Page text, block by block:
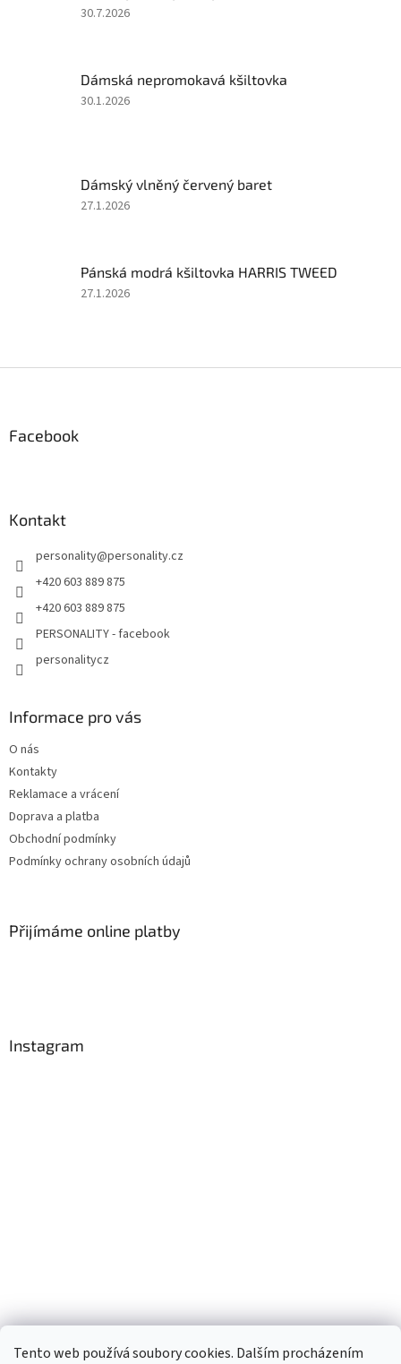
Tento web používá soubory cookies. Dalším procházením
Hodnocení
z
5
30.7.2026
Dámská nepromokavá kšiltovka
Hodnocení
5
hvězdiček.
30.1.2026
Dámský vlněný červený baret
Hodnocení
z
5
27.1.2026
Pánská modrá kšiltovka HARRIS TWEED
Hodnocení
27.1.2026
Facebook
Kontakt
personality@personality.cz
+420 603 889 875
+420 603 889 875
PERSONALITY - facebook
personalitycz
Informace pro vás
O nás
Kontakty
Reklamace a vrácení
Doprava a platba
Obchodní podmínky
Podmínky ochrany osobních údajů
Přijímáme online platby
Instagram